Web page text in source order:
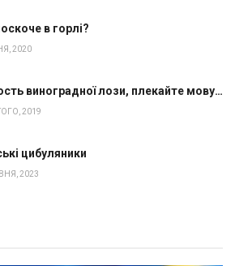
в горлі?
2020
виноградної лози, плекайте мову…
2019
цибуляники
2023